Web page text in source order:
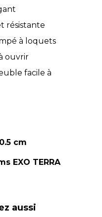
résistante
à loquets
ouvrir
facile à
cm
EXO TERRA
aussi